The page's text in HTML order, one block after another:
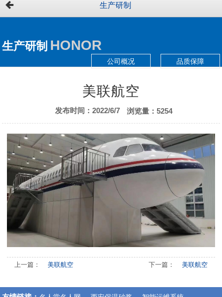
生产研制
生产研制 HONOR
公司概况 品质保障
美联航空
发布时间：2022/6/7 浏览量：5254
上一篇： 美联航空 下一篇： 美联航空